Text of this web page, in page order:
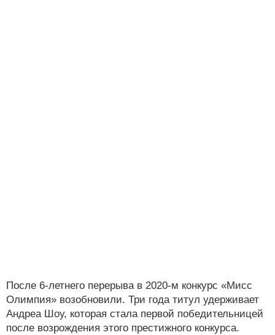
После 6-летнего перерыва в 2020-м конкурс «Мисс
Олимпия» возобновили. Три года титул удерживает
Андреа Шоу, которая стала первой победительницей
после возрождения этого престижного конкурса.